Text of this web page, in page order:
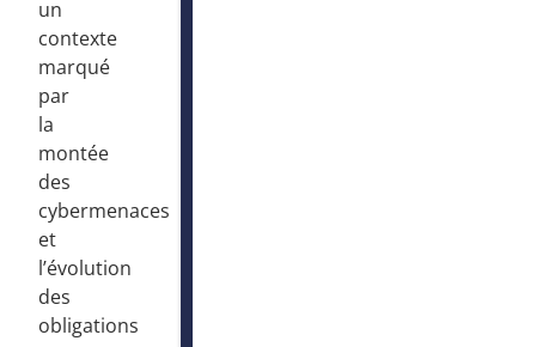
un
contexte
marqué
par
la
montée
des
cybermenaces
et
l’évolution
des
obligations